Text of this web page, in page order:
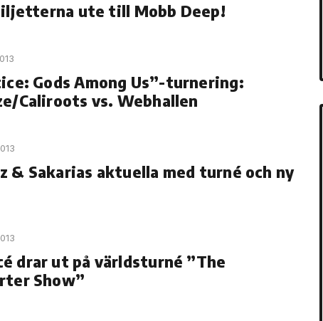
ute till Mobb Deep!
Gods Among Us”-turnering:
Caliroots vs. Webhallen
& Sakarias aktuella med turné och ny
drar ut på världsturné ”The
Show”